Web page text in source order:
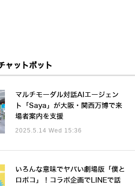
ャットボット
マルチモーダル対話AIエージェン
ト「Saya」が大阪・関西万博で来
場者案内を支援
2025.5.14 Wed 15:36
いろんな意味でヤバい劇場版「僕と
ロボコ」！コラボ企画でLINEで話